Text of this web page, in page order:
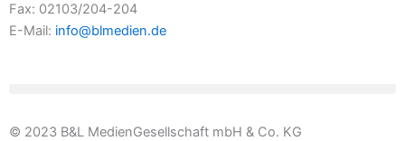
Fax: 02103/204-204
E-Mail: info@blmedien.de
© 2023 B&L MedienGesellschaft mbH & Co. KG